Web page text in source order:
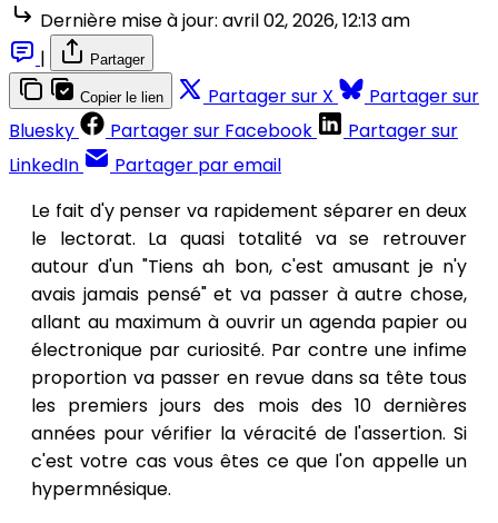
Dernière mise à jour: avril 02, 2026, 12:13 am
|
Partager
Copier le lien Partager sur X
Partager sur
Bluesky
Partager sur Facebook
Partager sur
LinkedIn
Partager par email
Le fait d'y penser va rapidement séparer en deux
le lectorat. La quasi totalité va se retrouver
autour d'un "Tiens ah bon, c'est amusant je n'y
avais jamais pensé" et va passer à autre chose,
allant au maximum à ouvrir un agenda papier ou
électronique par curiosité. Par contre une infime
proportion va passer en revue dans sa tête tous
les premiers jours des mois des 10 dernières
années pour vérifier la véracité de l'assertion. Si
c'est votre cas vous êtes ce que l'on appelle un
hypermnésique.